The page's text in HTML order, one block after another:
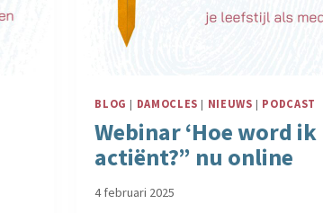
BLOG | DAMOCLES | NIEUWS | PODCAST
Webinar ‘Hoe word ik
actiënt?” nu online
4 februari 2025